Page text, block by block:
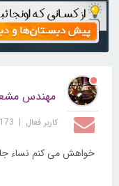
مهندس
کاربر فعال |
173
خواهش می کنم نساء